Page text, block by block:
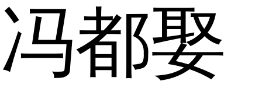
冯都娶